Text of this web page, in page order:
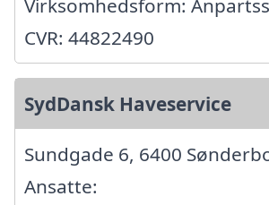
Virksomhedsform:
CVR: 44822490
SydDansk Haveservice
Sundgade 6, 6400
Ansatte: